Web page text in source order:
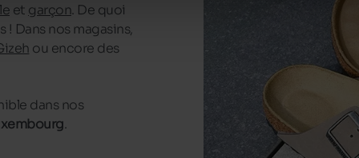
et garçon. De quoi
Dans nos magasins,
ou encore des
dans nos
.